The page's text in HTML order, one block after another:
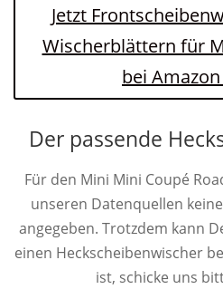
Jetzt
Wischerblättern für
bei
Der passende
Für den Mini Mini Coupé
unseren Datenquellen
angegeben. Trotzdem kann
einen Heckscheibenwischer
ist, schicke uns